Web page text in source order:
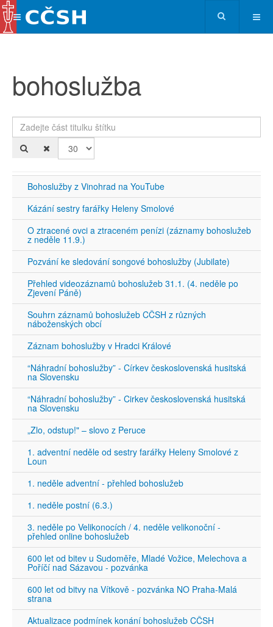
bohoslužba
Zadejte část titulku štítku
Bohoslužby z Vinohrad na YouTube
Kázání sestry farářky Heleny Smolové
O ztracené ovci a ztraceném penízi (záznamy bohoslužeb
z neděle 11.9.)
Pozvání ke sledování songové bohoslužby (Jubilate)
Přehled videozáznamů bohoslužeb 31.1. (4. neděle po
Zjevení Páně)
Souhrn záznamů bohoslužeb CČSH z různých
náboženských obcí
Záznam bohoslužby v Hradci Králové
“Náhradní bohoslužby” - Církev československá husitská
na Slovensku
“Náhradní bohoslužby” - Cirkev československá husitská
na Slovensku
„Zlo, odstup!" – slovo z Peruce
1. adventní neděle od sestry farářky Heleny Smolové z
Loun
1. neděle adventní - přehled bohoslužeb
1. neděle postní (6.3.)
3. neděle po Velikonocích / 4. neděle velikonoční -
přehled online bohoslužeb
600 let od bitev u Sudoměře, Mladé Vožice, Melechova a
Poříčí nad Sázavou - pozvánka
600 let od bitvy na Vítkově - pozvánka NO Praha-Malá
strana
Aktualizace podmínek konání bohoslužeb CČSH